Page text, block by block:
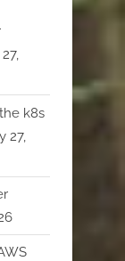
k8s
27,